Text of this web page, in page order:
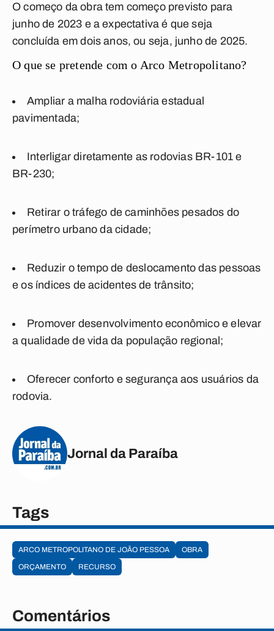
O começo da obra tem começo previsto para
junho de 2023 e a expectativa é que seja
concluída em dois anos, ou seja, junho de 2025.
O que se pretende com o Arco Metropolitano?
Ampliar a malha rodoviária estadual
pavimentada;
Interligar diretamente as rodovias BR-101 e
BR-230;
Retirar o tráfego de caminhões pesados do
perímetro urbano da cidade;
Reduzir o tempo de deslocamento das pessoas
e os índices de acidentes de trânsito;
Promover desenvolvimento econômico e elevar
a qualidade de vida da população regional;
Oferecer conforto e segurança aos usuários da
rodovia.
Jornal da Paraíba
Tags
ARCO METROPOLITANO DE JOÃO PESSOA
OBRA
ORÇAMENTO
RECURSO
Comentários